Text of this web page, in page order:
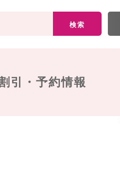
検索
引・予約情報